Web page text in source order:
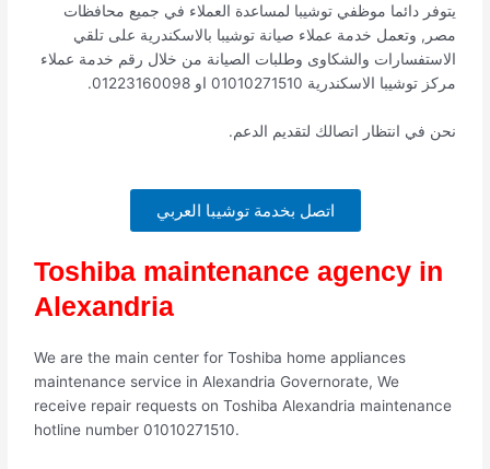
يتوفر دائما موظفي توشيبا لمساعدة العملاء في جميع محافظات
مصر, وتعمل خدمة عملاء صيانة توشيبا بالاسكندرية على تلقي
الاستفسارات والشكاوى وطلبات الصيانة من خلال رقم خدمة عملاء
مركز توشيبا الاسكندرية 01010271510 او 01223160098.
نحن في انتظار اتصالك لتقديم الدعم.
اتصل بخدمة توشيبا العربي
Toshiba maintenance agency in
Alexandria
We are the main center for Toshiba home appliances
maintenance service in Alexandria Governorate, We
receive repair requests on Toshiba Alexandria maintenance
hotline number 01010271510.